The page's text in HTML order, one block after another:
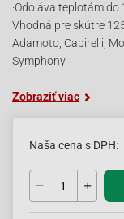
·Odoláva teplotám do
Vhodná pre skútre
Adamoto, Capirelli,
Symphony
Zobraziť viac
Naša cena s DPH: